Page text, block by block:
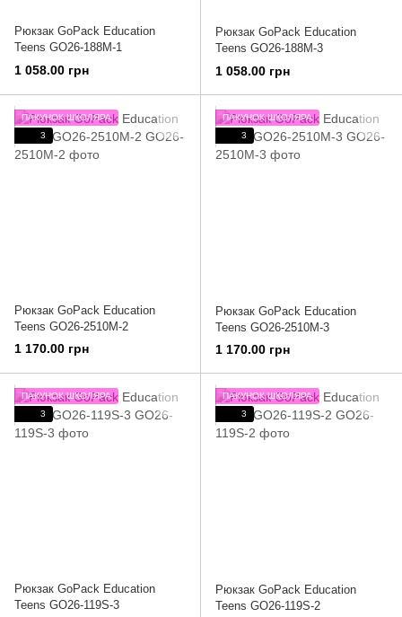
Рюкзак GoPack Education
Teens GO26-188M-1
1 058.00 грн
Рюкзак GoPack Education
Teens GO26-188M-3
1 058.00 грн
ПАКУНОК ШКОЛЯРА
3
Рюкзак GoPack Education
Teens GO26-2510M-2
1 170.00 грн
ПАКУНОК ШКОЛЯРА
3
Рюкзак GoPack Education
Teens GO26-2510M-3
1 170.00 грн
ПАКУНОК ШКОЛЯРА
3
Рюкзак GoPack Education
Teens GO26-119S-3
ПАКУНОК ШКОЛЯРА
3
Рюкзак GoPack Education
Teens GO26-119S-2